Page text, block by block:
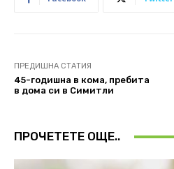
ПРЕДИШНА СТАТИЯ
45-годишна в кома, пребита
в дома си в Симитли
ПРОЧЕТЕТЕ ОЩЕ..